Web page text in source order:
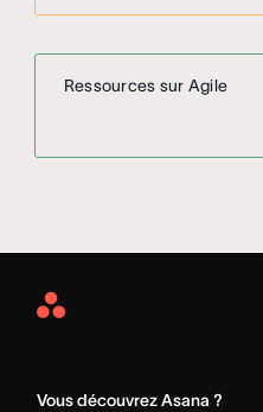
Ressources sur Agile
Asana
Vous découvrez Asana ?